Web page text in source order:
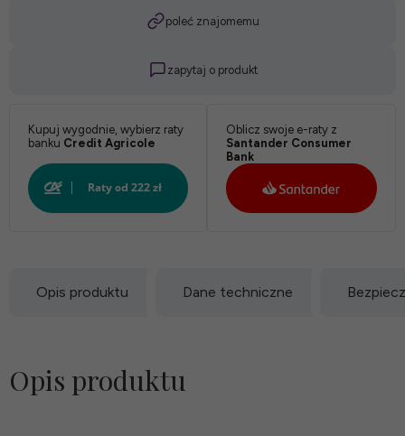
poleć znajomemu
zapytaj o produkt
Kupuj wygodnie, wybierz raty
banku Credit Agricole
Oblicz swoje e-raty z
Santander Consumer
Bank
Opis produktu Dane techniczne
Opis produktu